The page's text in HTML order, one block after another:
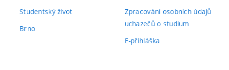
Studentský život
Brno
Zpracování osobních údajů
uchazečů o studium
E-přihláška